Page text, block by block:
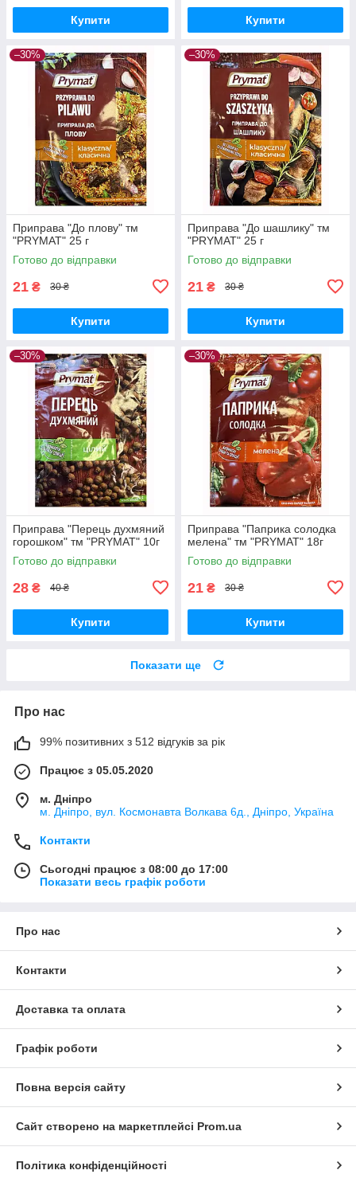
Купити Купити
–30%
Приправа "До плову" тм
"PRYMAT" 25 г
Готово до відправки
21 ₴ 30 ₴
Купити
–30%
Приправа "До шашлику" тм
"PRYMAT" 25 г
Готово до відправки
21 ₴ 30 ₴
Купити
–30%
Приправа "Перець духмяний
горошком" тм "PRYMAT" 10г
Готово до відправки
28 ₴ 40 ₴
Купити
–30%
Приправа "Паприка солодка
мелена" тм "PRYMAT" 18г
Готово до відправки
21 ₴ 30 ₴
Купити
Показати ще
Про нас
99% позитивних з 512 відгуків за рік
Працює з 05.05.2020
м. Дніпро
м. Дніпро, вул. Космонавта Волкава 6д., Дніпро, Україна
Контакти
Сьогодні працює з 08:00 до 17:00
Показати весь графік роботи
Про нас
Контакти
Доставка та оплата
Графік роботи
Повна версія сайту
Сайт створено на маркетплейсі Prom.ua
Політика конфіденційності